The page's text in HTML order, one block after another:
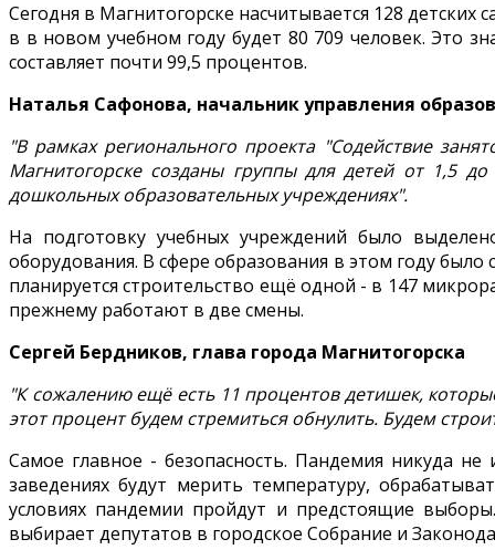
Сегодня в Магнитогорске насчитывается 128
в в новом учебном году будет 80 709 человек. Это
составляет почти 99,5 процентов.
Наталья Сафонова, начальник управления
"В рамках регионального проекта "Содействие
Магнитогорске созданы группы для детей от 1,5
дошкольных образовательных учреждениях".
На подготовку учебных учреждений было
оборудования. В сфере образования в этом году
планируется строительство ещё одной - в 147
прежнему работают в две смены.
Сергей Бердников, глава города Магнитогорска
"К сожалению ещё есть 11 процентов детишек,
этот процент будем стремиться обнулить. Будем
Самое главное - безопасность. Пандемия никуда
заведениях будут мерить температуру,
условиях пандемии пройдут и предстоящие
выбирает депутатов в городское Собрание и